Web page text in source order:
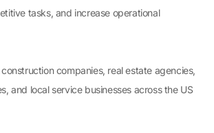
tasks, and increase operational
companies, real estate agencies,
and local service businesses across the US